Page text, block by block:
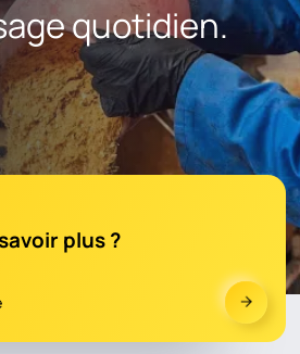
quotidien.
plus ?